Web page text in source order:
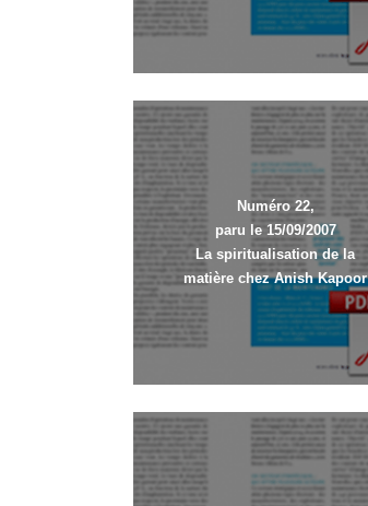
Numéro 22,
paru le 15/09/2007
La spiritualisation de la
matière chez Anish Kapoor